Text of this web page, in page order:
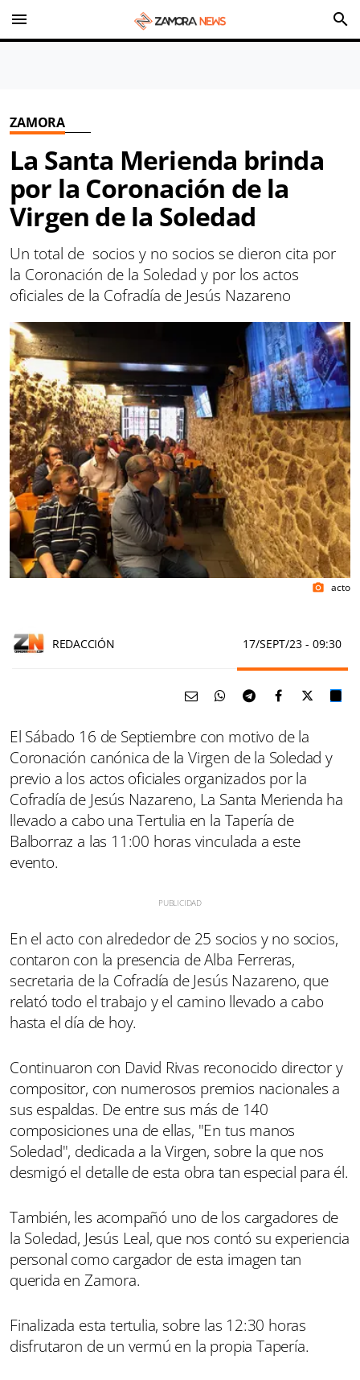
menu search
ZAMORA
La Santa Merienda brinda
por la Coronación de la
Virgen de la Soledad
Un total de socios y no socios se dieron cita por
la Coronación de la Soledad y por los actos
oficiales de la Cofradía de Jesús Nazareno
photo_camera acto
REDACCIÓN 17/SEPT/23 - 09:30
El Sábado 16 de Septiembre con motivo de la
Coronación canónica de la Virgen de la Soledad y
previo a los actos oficiales organizados por la
Cofradía de Jesús Nazareno, La Santa Merienda ha
llevado a cabo una Tertulia en la Tapería de
Balborraz a las 11:00 horas vinculada a este
evento.
En el acto con alrededor de 25 socios y no socios,
contaron con la presencia de Alba Ferreras,
secretaria de la Cofradía de Jesús Nazareno, que
relató todo el trabajo y el camino llevado a cabo
hasta el día de hoy.
Continuaron con David Rivas reconocido director y
compositor, con numerosos premios nacionales a
sus espaldas. De entre sus más de 140
composiciones una de ellas, "En tus manos
Soledad", dedicada a la Virgen, sobre la que nos
desmigó el detalle de esta obra tan especial para él.
También, les acompañó uno de los cargadores de
la Soledad, Jesús Leal, que nos contó su experiencia
personal como cargador de esta imagen tan
querida en Zamora.
Finalizada esta tertulia, sobre las 12:30 horas
disfrutaron de un vermú en la propia Tapería.